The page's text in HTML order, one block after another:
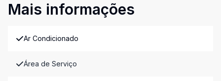
Mais informações
Ar Condicionado
Área de Serviço